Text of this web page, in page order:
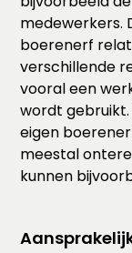
medewerkers.
boerenerf
verschillende
vooral een
wordt
eigen
meestal
kunnen